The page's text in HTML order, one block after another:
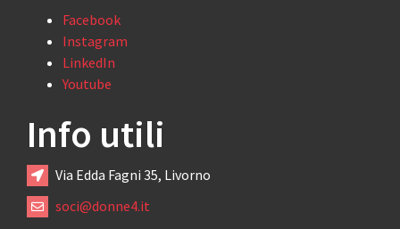
Facebook
Instagram
LinkedIn
Youtube
Info utili
Via Edda Fagni 35, Livorno
soci@donne4.it